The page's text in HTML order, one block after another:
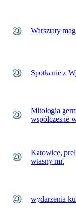
Warsztaty
Spotkanie z
Mitologia
współczesne
Katowice,
własny mit
wydarzenia